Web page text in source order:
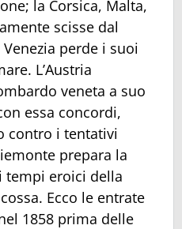
la Corsica, Malta,
scisse dal
perde i suoi
L’Austria
veneta a suo
essa concordi,
contro i tentativi
prepara la
tempi eroici della
Ecco le entrate
1858 prima delle